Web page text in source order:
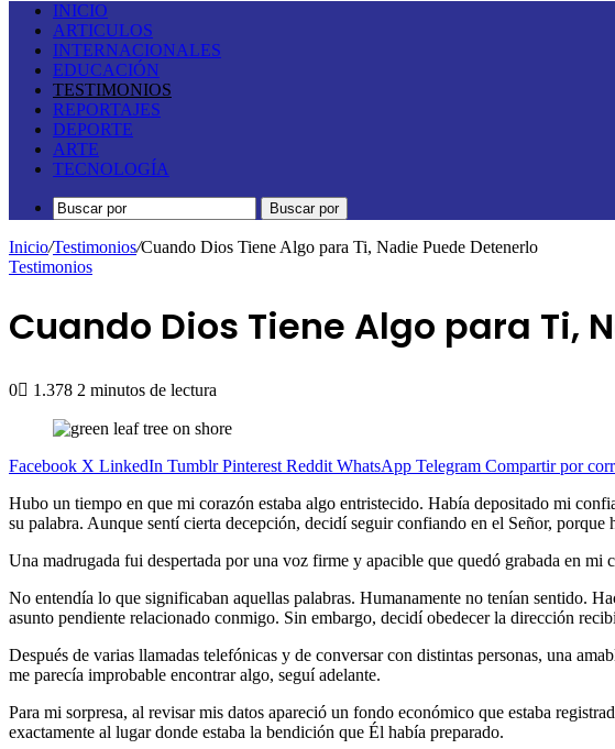
INICIO
ARTICULOS
INTERNACIONALES
EDUCACIÓN
TESTIMONIOS
REPORTAJES
DEPORTE
ARTE
TECNOLOGÍA
Buscar por
Inicio/Testimonios/Cuando Dios Tiene Algo para Ti, Nadie Puede Detenerlo
Testimonios
Cuando Dios Tiene Algo para Ti,
0 1.378 2 minutos de lectura
Facebook X LinkedIn Tumblr Pinterest Reddit WhatsApp Telegram Compartir por
Hubo un tiempo en que mi corazón estaba algo entristecido. Había depositado mi
su palabra. Aunque sentí cierta decepción, decidí seguir confiando en el Señor,
Una madrugada fui despertada por una voz firme y apacible que quedó grabada en
No entendía lo que significaban aquellas palabras. Humanamente no tenían sentido.
asunto pendiente relacionado conmigo. Sin embargo, decidí obedecer la dirección
Después de varias llamadas telefónicas y de conversar con distintas personas, una
me parecía improbable encontrar algo, seguí adelante.
Para mi sorpresa, al revisar mis datos apareció un fondo económico que estaba
exactamente al lugar donde estaba la bendición que Él había preparado.